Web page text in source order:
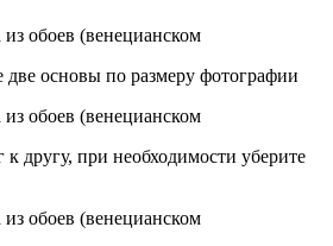
две основы по размеру фотографии
другу, при необходимости уберите